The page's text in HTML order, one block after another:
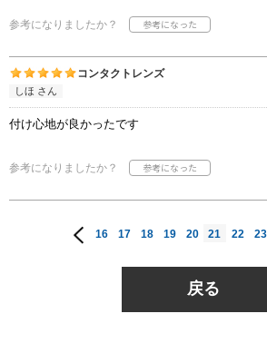
参考になりましたか？
コンタクトレンズ
しほ さん
付け心地が良かったです
参考になりましたか？
16 17 18 19 20 21 22 23
戻る